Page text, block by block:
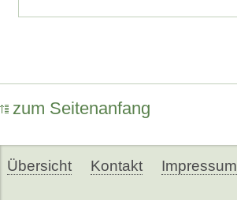
zum Seitenanfang
Übersicht Kontakt Impressum